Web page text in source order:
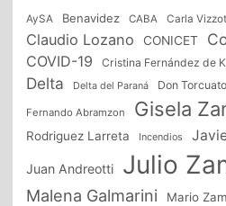
AySA Benavidez CABA Carla
Claudio Lozano CONICET
COVID-19 Cristina Fernández de
Delta Delta del Paraná Don Torcuato
Fernando Abramzon Gisela
Rodriguez Larreta
Incendios
Juan Andreotti Julio
Malena Galmarini Mario